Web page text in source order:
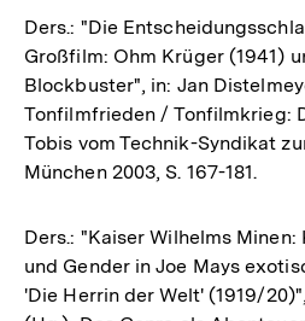
Ders.: "Die
Großfilm: Ohm Krüger (1941)
Blockbuster", in: Jan
Tonfilmfrieden / Tonfilmkrieg:
Tobis vom Technik-Syndikat
München 2003, S. 167-181.
Ders.: "Kaiser Wilhelms Minen:
und Gender in Joe Mays
'Die Herrin der Welt' (1919/